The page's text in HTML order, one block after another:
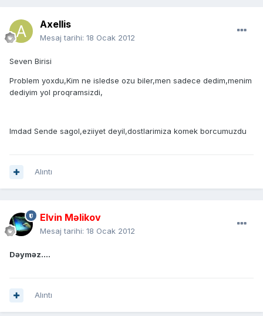
Axellis
Mesaj tarihi: 18 Ocak 2012
Seven Birisi
Problem yoxdu,Kim ne isledse ozu biler,men sadece dedim,menim
dediyim yol proqramsizdi,
Imdad Sende sagol,eziiyet deyil,dostlarimiza komek borcumuzdu
Alıntı
Elvin Məlikov
Mesaj tarihi: 18 Ocak 2012
Dəyməz....
Alıntı